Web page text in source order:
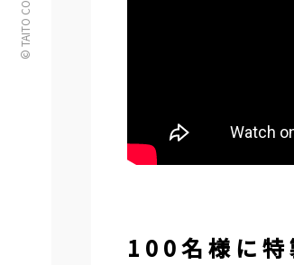
100名様に特